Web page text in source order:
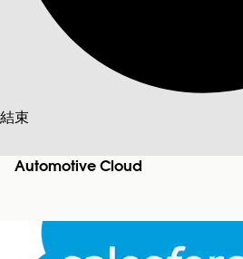
結束
此文已使用 Salesforce 機器翻譯系統翻譯。更多詳細資
Automotive Cloud